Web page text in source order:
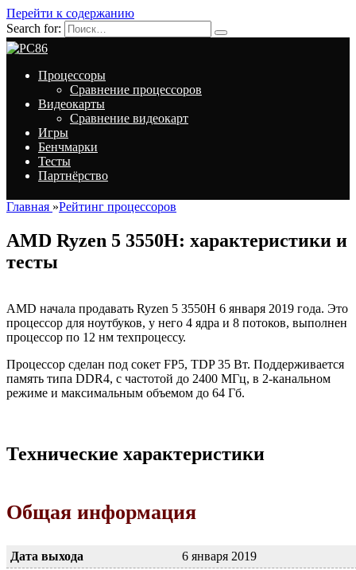
Перейти к содержанию
Search for:
Процессоры
Сравнение процессоров
Видеокарты
Сравнение видеокарт
Игры
Бенчмарки
Тесты
Партнёрство
Главная »Рейтинг процессоров
AMD Ryzen 5 3550H: характеристики и
тесты
AMD начала продавать Ryzen 5 3550H 6 января 2019 года. Это
процессор для ноутбуков, у него 4 ядра и 8 потоков, выполнен
процессор по 12 нм техпроцессу.
Процессор сделан под сокет FP5, TDP 35 Вт. Поддерживается
память типа DDR4, с частотой до 2400 МГц, в 2-канальном
режиме и максимальным объемом до 64 Гб.
Технические характеристики
Общая информация
Дата выхода
6 января 2019